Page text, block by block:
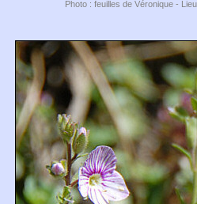
Photo : feuilles de Véronique -